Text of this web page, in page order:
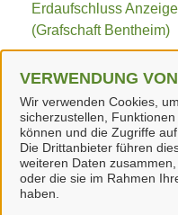
VERWENDUNG
Wir verwenden Cookies,
sicherzustellen,
können und die Zugriffe
Die Drittanbieter führen
weiteren Daten
oder die sie im Rahmen
haben.
Erdaufschluss
(Grafschaft Bentheim)
W
Wilder Müll